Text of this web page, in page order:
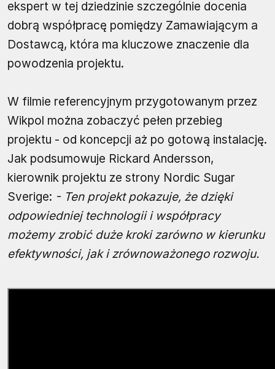
ekspert w tej dziedzinie szczególnie docenia
dobrą współpracę pomiędzy Zamawiającym a
Dostawcą, która ma kluczowe znaczenie dla
powodzenia projektu.
W filmie referencyjnym przygotowanym przez
Wikpol można zobaczyć pełen przebieg
projektu - od koncepcji aż po gotową instalację.
Jak podsumowuje Rickard Andersson,
kierownik projektu ze strony Nordic Sugar
Sverige: - Ten projekt pokazuje, że dzięki
odpowiedniej technologii i współpracy
możemy zrobić duże kroki zarówno w kierunku
efektywności, jak i zrównoważonego rozwoju.